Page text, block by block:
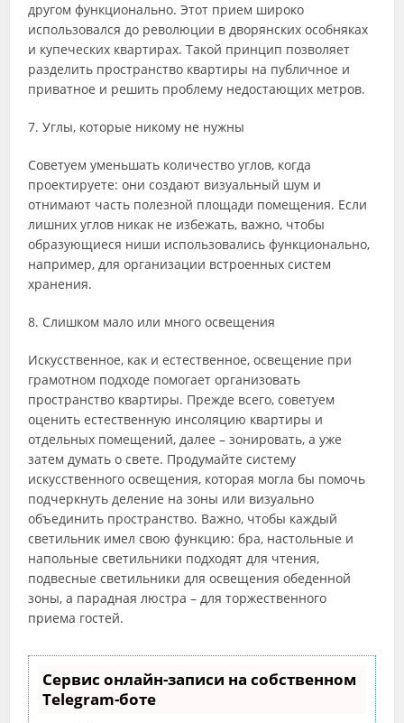
другом функционально. Этот прием широко
использовался до революции в дворянских особняках
и купеческих квартирах. Такой принцип позволяет
разделить пространство квартиры на публичное и
приватное и решить проблему недостающих метров.
7. Углы, которые никому не нужны
Советуем уменьшать количество углов, когда
проектируете: они создают визуальный шум и
отнимают часть полезной площади помещения. Если
лишних углов никак не избежать, важно, чтобы
образующиеся ниши использовались функционально,
например, для организации встроенных систем
хранения.
8. Слишком мало или много освещения
Искусственное, как и естественное, освещение при
грамотном подходе помогает организовать
пространство квартиры. Прежде всего, советуем
оценить естественную инсоляцию квартиры и
отдельных помещений, далее – зонировать, а уже
затем думать о свете. Продумайте систему
искусственного освещения, которая могла бы помочь
подчеркнуть деление на зоны или визуально
объединить пространство. Важно, чтобы каждый
светильник имел свою функцию: бра, настольные и
напольные светильники подходят для чтения,
подвесные светильники для освещения обеденной
зоны, а парадная люстра – для торжественного
приема гостей.
Сервис онлайн-записи на собственном
Telegram-боте